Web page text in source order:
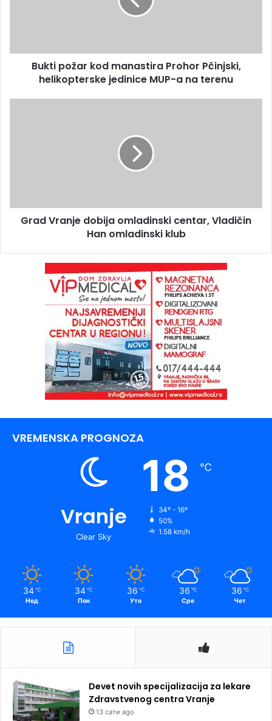
Bukti požar kod manastira Prohor Pčinjski,
helikopterske jedinice MUP-a na terenu
Grad Vranje dobija omladinski centar, Vladičin
Han omladinski klub
VREMENSKA PROGNOZA
Vranje
Clear Sky
18 ℃
34º - 16º
50%
1.58 km/h
34 ℃
Нед
34 ℃
Пон
36 ℃
Уто
36 ℃
Сре
36 ℃
Чет
Devet novih specijalizacija za lekare
Zdravstvenog centra Vranje
13 сати ago